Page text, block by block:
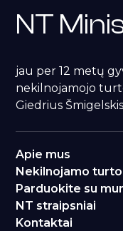
NT
jau per 12 metų
nekilnojamojo
Giedrius
Apie mus
Nekilnojamo
Parduokite su
NT straipsniai
Kontaktai